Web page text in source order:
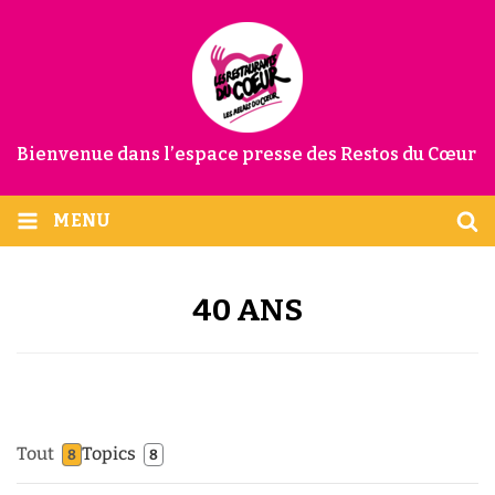
Bienvenue dans l’espace presse des Restos du Cœur
MENU
40 ANS
Tout 8 Topics 8